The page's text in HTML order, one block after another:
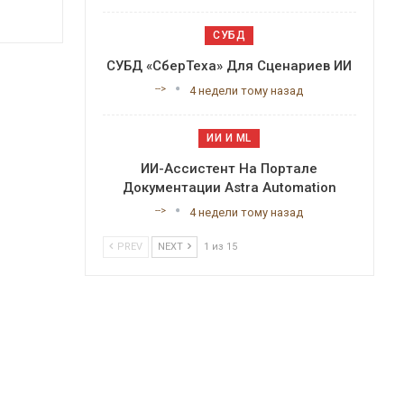
СУБД
СУБД «СберТеха» Для Сценариев ИИ
--> 4 недели тому назад
ИИ И ML
ИИ-Ассистент На Портале
Документации Astra Automation
--> 4 недели тому назад
PREV NEXT 1 из 15